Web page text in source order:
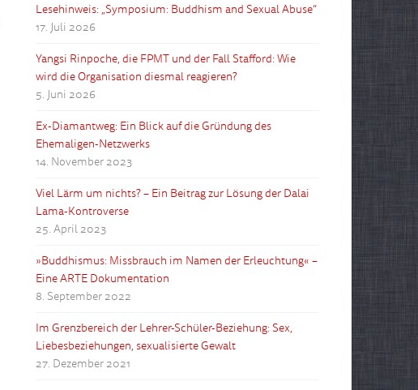
Lesehinweis: „Symposium: Buddhism and Sexual Abuse“
17. Juli 2026
Yangsi Rinpoche, die FPMT und der Fall Stafford: Wie
wird die Organisation diesmal reagieren?
5. Juni 2026
Ex-Diamantweg: Ein Blick auf die Gründung des
Ehemaligen-Netzwerks
14. November 2023
Viel Lärm um nichts? – Ein Beitrag zur Lösung der Dalai
Lama-Kontroverse
25. April 2023
»Buddhismus: Missbrauch im Namen der Erleuchtung« –
Eine ARTE Dokumentation
8. September 2022
Im Grenzbereich der Lehrer-Schüler-Beziehung: Sex,
Liebesbeziehungen, sexualisierte Gewalt
27. Dezember 2021